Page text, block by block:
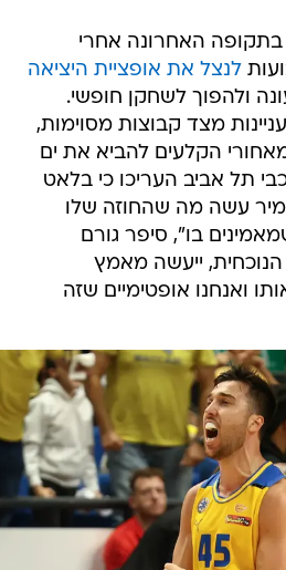
האחרונה אחרי
לנצל את אופציית היציאה
ולהפוך לשחקן חופשי.
מצד קבוצות מסוימות,
הקלעים להביא את ים
תל אביב העריכו כי בלאט
עשה מה שהחוזה שלו
בו", סיפר גורם
ייעשה מאמץ
ואנחנו אופטימיים שזה